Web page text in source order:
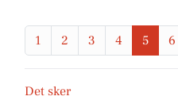
1 2 3 4 5 6
Det sker